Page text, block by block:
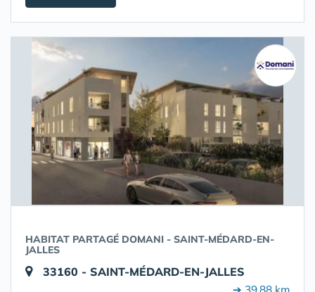
HABITAT PARTAGÉ DOMANI - SAINT-MÉDARD-EN-
JALLES
33160 - SAINT-MÉDARD-EN-JALLES